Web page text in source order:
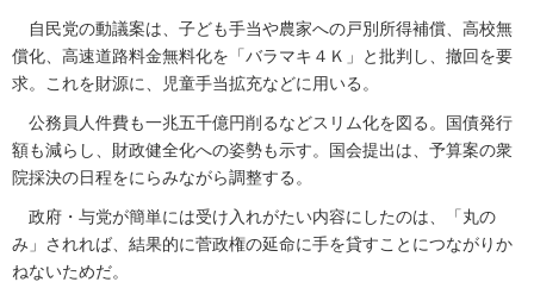
自民党の動議案は、子ども手当や農家への戸別所得補償、高校無
償化、高速道路料金無料化を「バラマキ４Ｋ」と批判し、撤回を要
求。これを財源に、児童手当拡充などに用いる。
公務員人件費も一兆五千億円削るなどスリム化を図る。国債発行
額も減らし、財政健全化への姿勢も示す。国会提出は、予算案の衆
院採決の日程をにらみながら調整する。
政府・与党が簡単には受け入れがたい内容にしたのは、「丸の
み」されれば、結果的に菅政権の延命に手を貸すことにつながりか
ねないためだ。